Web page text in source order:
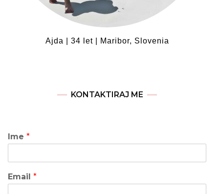
Ajda | 34 let | Maribor, Slovenia
KONTAKTIRAJ ME
Ime *
Email *